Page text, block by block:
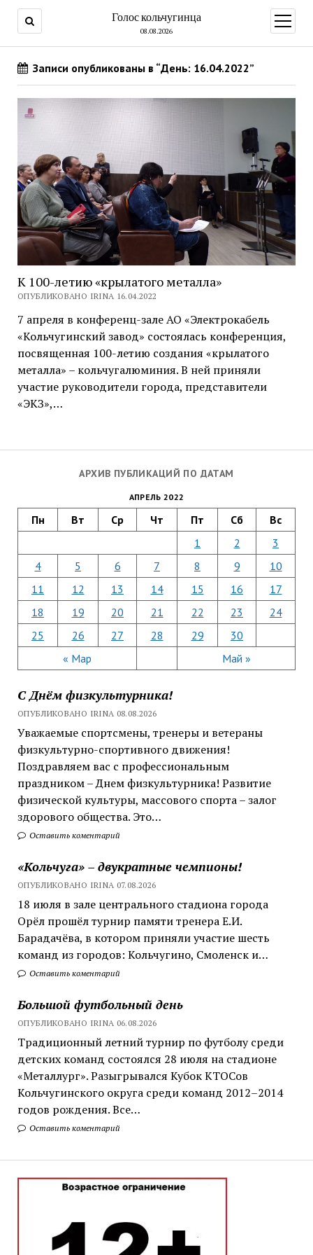
Голос кольчугинца
08.08.2026
меню
АРХИВ ПУБЛИКАЦИЙ ПО ДАТАМ
АПРЕЛЬ 2022
Пн Вт Ср Чт Пт Сб Вс
« Мар Май »
1 2
3
4
5 6 7 8 9
10
11
12 13 14 15 16
17
18
19 20 21 22 23
24
25
26 27 28 29 30
С Днём физкультурника!
ОПУБЛИКОВАНО IRINA 08.08.2026
Уважаемые спортсмены, тренеры и ветераны
физкультурно-спортивного движения!
Поздравляем вас с профессиональным
праздником – Днем физкультурника! Развитие
физической культуры, массового спорта – залог
здорового общества. Это…
Оставить коментарий
«Кольчуга» – двукратные чемпионы!
ОПУБЛИКОВАНО IRINA 07.08.2026
18 июля в зале центрального стадиона города
Орёл прошёл турнир памяти тренера Е.И.
Барадачёва, в котором приняли участие шесть
команд из городов: Кольчугино, Смоленск и…
Оставить коментарий
Большой футбольный день
ОПУБЛИКОВАНО IRINA 06.08.2026
Традиционный летний турнир по футболу среди
детских команд состоялся 28 июля на стадионе
«Металлург». Разыгрывался Кубок КТОСов
Кольчугинского округа среди команд 2012–2014
годов рождения. Все…
Оставить коментарий
Записи опубликованы в “День: 16.04.2022”
К 100-летию «крылатого металла»
ОПУБЛИКОВАНО IRINA 16.04.2022
7 апреля в конференц-зале АО «Электрокабель
«Кольчугинский завод» состоялась конференция,
посвященная 100-летию создания «крылатого
металла» – кольчугалюминия. В ней приняли
участие руководители города, представители
«ЭКЗ»,…